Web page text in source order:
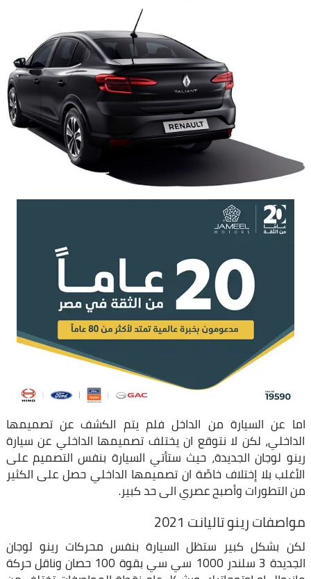
اما عن السيارة من الداخل فلم يتم الكشف عن تصميمها
الداخلي، لكن لا نتوقع ان يختلف تصميمها الداخلي عن سيارة
رينو لوجان الجديدة، حيث ستأتي السيارة بنفس التصميم على
الأغلب بلا إختلاف خاصًة ان تصميمها الداخلي حصل على الكثير
من التطورات وأصبح عصري الى حد كبير.
مواصفات رينو تاليانت 2021
لكن بشكل كبير ستظل السيارة بنفس محركات رينو لوجان
الجديدة 3 سلندر 1000 سي سي بقوة 100 حصان وناقل حركة